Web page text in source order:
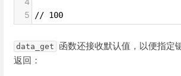
5
// 100
data_get
函数还接收默认值，以便指定
返回：